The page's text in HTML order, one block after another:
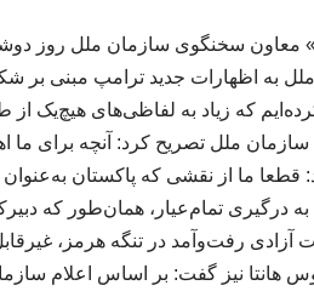
معاون سخنگوی سازمان ملل روز
به اظهارات جدید ترامپ مبنی
که زیاد به لفاظی‌های هیچ‌یک
سازمان ملل تصریح کرد: آنچه برای
قطعا ما از نقشی که پاکستان
درگیری تمام‌عیار، همان‌طور که
آزادی رفت‌وآمد در تنگه هرمز،